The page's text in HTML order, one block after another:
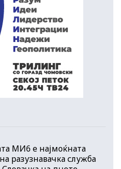
МИ6 е најмоќната
разузнавачка служба